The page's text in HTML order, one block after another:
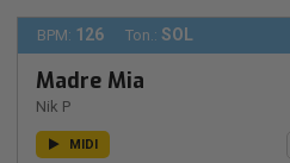
BPM: 126 Ton.: SOL
Madre Mia
Nik P
MIDI